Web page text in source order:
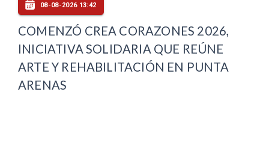
08-08-2026 13:42
COMENZÓ CREA CORAZONES 2026,
INICIATIVA SOLIDARIA QUE REÚNE
ARTE Y REHABILITACIÓN EN PUNTA
ARENAS